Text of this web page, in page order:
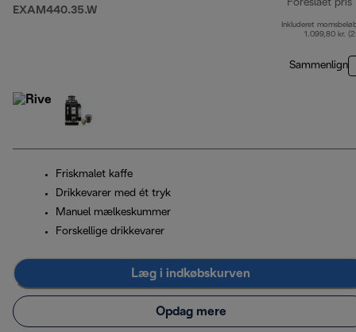
EXAM440.35.W
Foreslået pris
Inkluderet
1.099,80 kr.
Sammenlign
Friskmalet kaffe
Drikkevarer med ét tryk
Manuel mælkeskummer
Forskellige drikkevarer
Læg i indkøbskurven
Opdag mere